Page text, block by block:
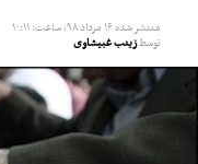
منتشر شده۱۶ مرداد ۹۸, ساعت: ۱۰:۱۱
توسطزینب غبیشاوی